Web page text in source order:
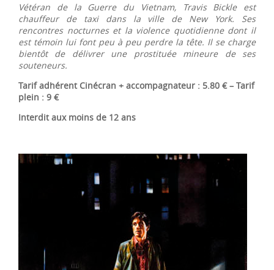
Vétéran de la Guerre du Vietnam, Travis Bickle est
chauffeur de taxi dans la ville de New York. Ses
rencontres nocturnes et la violence quotidienne dont il
est témoin lui font peu à peu perdre la tête. Il se charge
bientôt de délivrer une prostituée mineure de ses
souteneurs.
Tarif adhérent Cinécran + accompagnateur : 5.80 € – Tarif
plein : 9 €
Interdit aux moins de 12 ans